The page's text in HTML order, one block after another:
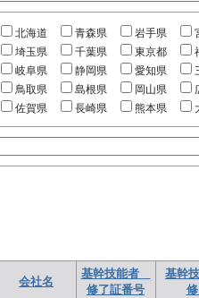
北海道 青森県 岩手県
埼玉県
千葉県 東京都
岐阜県
静岡県 愛知県
鳥取県
島根県 岡山県
佐賀県
長崎県 熊本県
会社名
基幹技能者
修了証番号
基幹